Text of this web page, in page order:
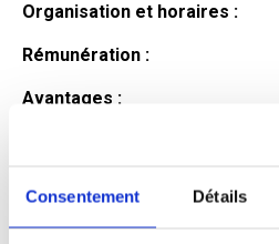
Consentement Détails
Organisation et horaires :
Rémunération :
Avantages :
Profil